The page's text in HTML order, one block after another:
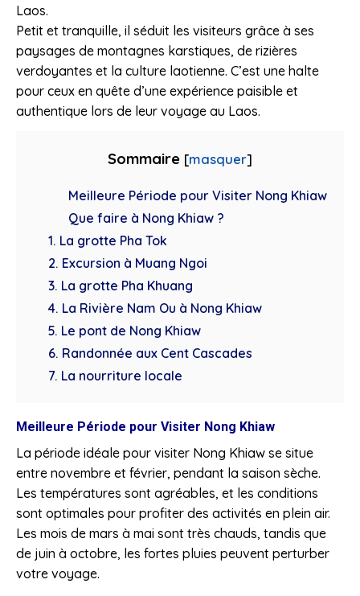
Laos.
Petit et tranquille, il séduit les visiteurs grâce à ses
paysages de montagnes karstiques, de rizières
verdoyantes et la culture laotienne. C’est une halte
pour ceux en quête d’une expérience paisible et
authentique lors de leur voyage au Laos.
Sommaire [masquer]
Meilleure Période pour Visiter Nong Khiaw
Que faire à Nong Khiaw ?
1. La grotte Pha Tok
2. Excursion à Muang Ngoi
3. La grotte Pha Khuang
4. La Rivière Nam Ou à Nong Khiaw
5. Le pont de Nong Khiaw
6. Randonnée aux Cent Cascades
7. La nourriture locale
Meilleure Période pour Visiter Nong Khiaw
La période idéale pour visiter Nong Khiaw se situe
entre novembre et février, pendant la saison sèche.
Les températures sont agréables, et les conditions
sont optimales pour profiter des activités en plein air.
Les mois de mars à mai sont très chauds, tandis que
de juin à octobre, les fortes pluies peuvent perturber
votre voyage.